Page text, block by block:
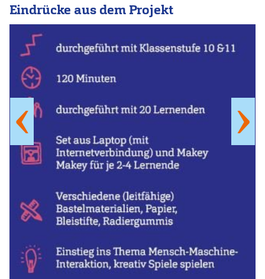
Eindrücke aus dem Projekt